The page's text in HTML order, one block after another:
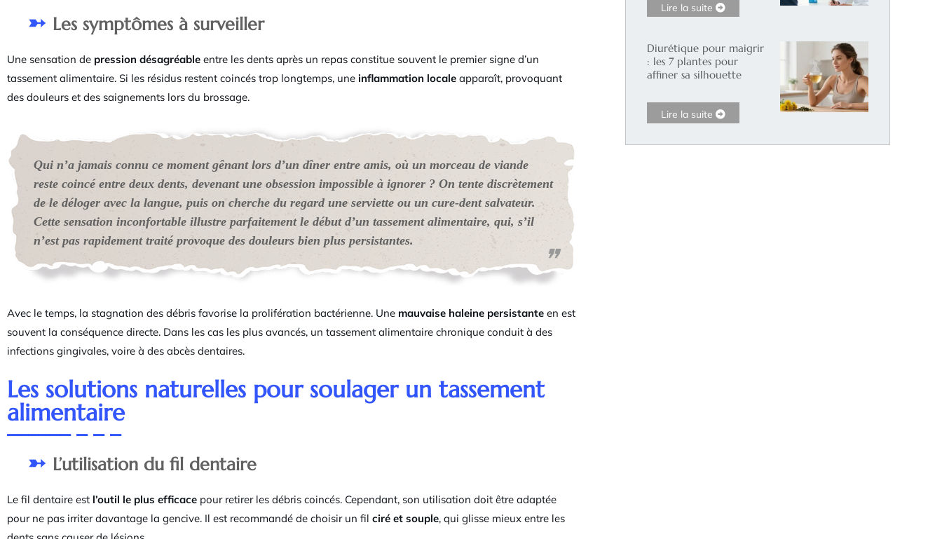
Les symptômes à surveiller
Une sensation de pression désagréable entre les dents après un repas constitue souvent le premier signe d’un
tassement alimentaire. Si les résidus restent coincés trop longtemps, une inflammation locale apparaît, provoquant
des douleurs et des saignements lors du brossage.
Qui n’a jamais connu ce moment gênant lors d’un dîner entre amis, où un morceau de viande
reste coincé entre deux dents, devenant une obsession impossible à ignorer ? On tente discrètement
de le déloger avec la langue, puis on cherche du regard une serviette ou un cure-dent salvateur.
Cette sensation inconfortable illustre parfaitement le début d’un tassement alimentaire, qui, s’il
n’est pas rapidement traité provoque des douleurs bien plus persistantes.
Avec le temps, la stagnation des débris favorise la prolifération bactérienne. Une mauvaise haleine persistante en est
souvent la conséquence directe. Dans les cas les plus avancés, un tassement alimentaire chronique conduit à des
infections gingivales, voire à des abcès dentaires.
Les solutions naturelles pour soulager un tassement
alimentaire
L’utilisation du fil dentaire
Le fil dentaire est l’outil le plus efficace pour retirer les débris coincés. Cependant, son utilisation doit être adaptée
pour ne pas irriter davantage la gencive. Il est recommandé de choisir un fil ciré et souple, qui glisse mieux entre les
Lire la suite
Diurétique pour maigrir
: les 7 plantes pour
affiner sa silhouette
Lire la suite